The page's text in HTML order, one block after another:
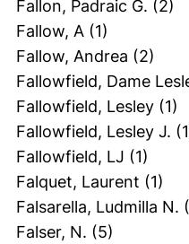
Fallon, Padraic G. (2)
Fallow, A (1)
Fallow, Andrea (2)
Fallowfield, Dame
Fallowfield, Lesley (1)
Fallowfield, Lesley J.
Fallowfield, LJ (1)
Falquet, Laurent (1)
Falsarella, Ludmilla N.
Falser, N. (5)